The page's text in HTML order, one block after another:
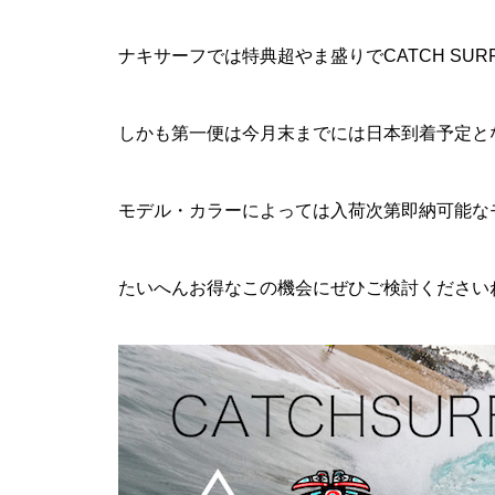
ナキサーフでは特典超やま盛りでCATCH
しかも第一便は今月末までには日本到着予定
モデル・カラーによっては入荷次第即納可能
たいへんお得なこの機会にぜひご検討ください